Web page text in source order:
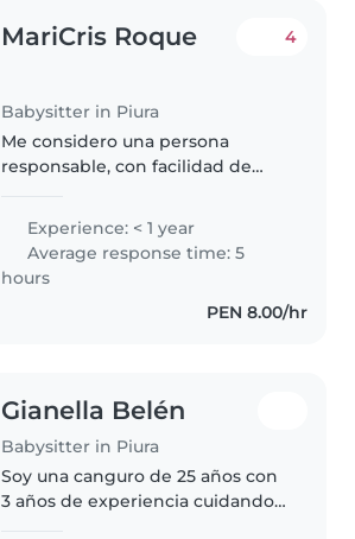
MariCris Roque
Babysitter in Piura
4
Me considero una persona
responsable, con facilidad de
con muchas ganas de trabajar.
Tengo 8 años de experiencia con
mi niño con..
Experience: < 1 year
Average response time: 5
hours
PEN 8.00/hr
Gianella Belén
Babysitter in Piura
Soy una canguro de 25 años con
3 años de experiencia cuidando